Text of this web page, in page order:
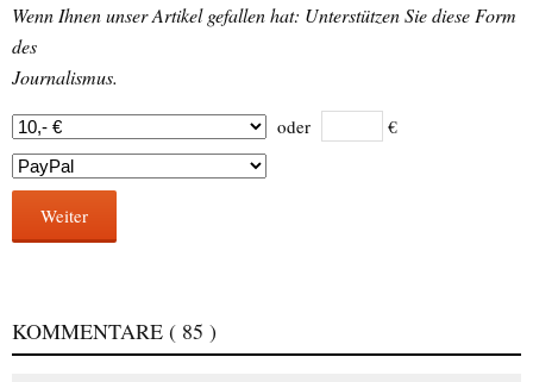
Wenn Ihnen unser Artikel gefallen hat: Unterstützen Sie diese Form
des
Journalismus.
oder €
Weiter
KOMMENTARE ( 85 )